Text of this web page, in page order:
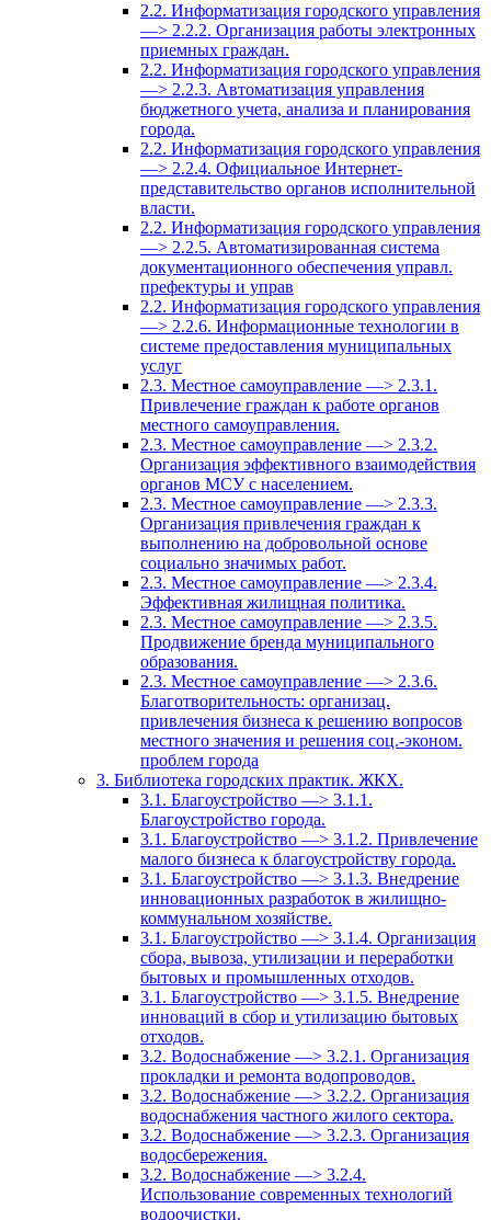
2.2. Информатизация городского управления
—> 2.2.2. Организация работы электронных
приемных граждан.
2.2. Информатизация городского управления
—> 2.2.3. Автоматизация управления
бюджетного учета, анализа и планирования
города.
2.2. Информатизация городского управления
—> 2.2.4. Официальное Интернет-
представительство органов исполнительной
власти.
2.2. Информатизация городского управления
—> 2.2.5. Автоматизированная система
документационного обеспечения управл.
префектуры и управ
2.2. Информатизация городского управления
—> 2.2.6. Информационные технологии в
системе предоставления муниципальных
услуг
2.3. Местное самоуправление —> 2.3.1.
Привлечение граждан к работе органов
местного самоуправления.
2.3. Местное самоуправление —> 2.3.2.
Организация эффективного взаимодействия
органов МСУ с населением.
2.3. Местное самоуправление —> 2.3.3.
Организация привлечения граждан к
выполнению на добровольной основе
социально значимых работ.
2.3. Местное самоуправление —> 2.3.4.
Эффективная жилищная политика.
2.3. Местное самоуправление —> 2.3.5.
Продвижение бренда муниципального
образования.
2.3. Местное самоуправление —> 2.3.6.
Благотворительность: организац.
привлечения бизнеса к решению вопросов
местного значения и решения соц.-эконом.
проблем города
3. Библиотека городских практик. ЖКХ.
3.1. Благоустройство —> 3.1.1.
Благоустройство города.
3.1. Благоустройство —> 3.1.2. Привлечение
малого бизнеса к благоустройству города.
3.1. Благоустройство —> 3.1.3. Внедрение
инновационных разработок в жилищно-
коммунальном хозяйстве.
3.1. Благоустройство —> 3.1.4. Организация
сбора, вывоза, утилизации и переработки
бытовых и промышленных отходов.
3.1. Благоустройство —> 3.1.5. Внедрение
инноваций в сбор и утилизацию бытовых
отходов.
3.2. Водоснабжение —> 3.2.1. Организация
прокладки и ремонта водопроводов.
3.2. Водоснабжение —> 3.2.2. Организация
водоснабжения частного жилого сектора.
3.2. Водоснабжение —> 3.2.3. Организация
водосбережения.
3.2. Водоснабжение —> 3.2.4.
Использование современных технологий
водоочистки.